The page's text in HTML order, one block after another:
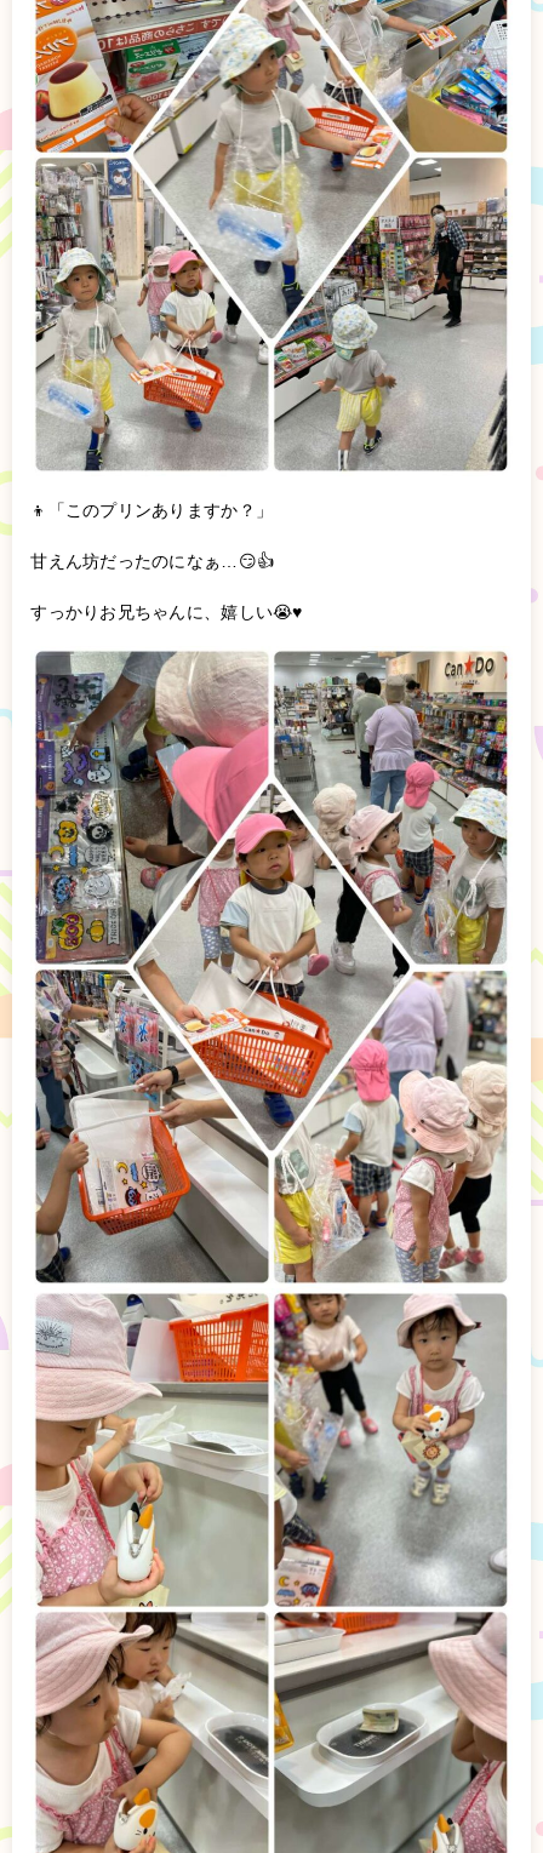
👦「このプリンありますか？」
甘えん坊だったのになぁ…😏👍
すっかりお兄ちゃんに、嬉しい😭♥️